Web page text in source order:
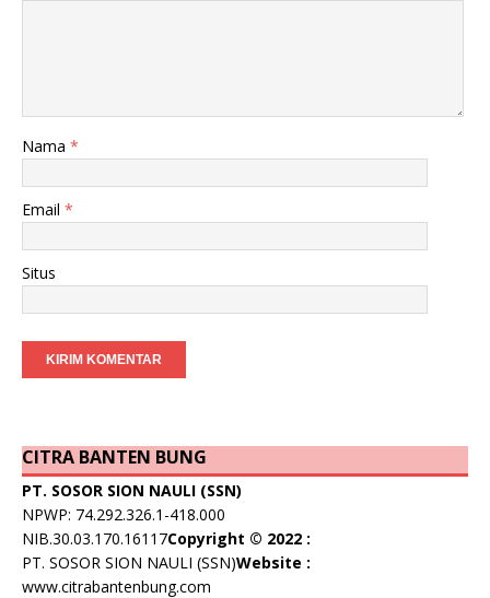
Nama *
Email *
Situs
CITRA BANTEN BUNG
PT. SOSOR SION NAULI (SSN)
NPWP: 74.292.326.1-418.000
NIB.30.03.170.16117Copyright © 2022 :
PT. SOSOR SION NAULI (SSN)Website :
www.citrabantenbung.com